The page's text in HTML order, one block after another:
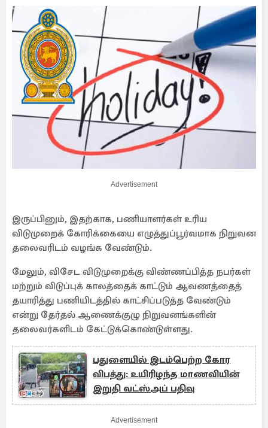
Advertisement
இருப்பினும், இதற்காக, பணியாளர்கள் உரிய
விடுமுறைக் கோரிக்கையை எழுத்துப்பூர்வமாக நிறுவன
தலைவரிடம் வழங்க வேண்டும்.
மேலும், விசேட விடுமுறைக்கு விண்ணப்பித்த நபர்கள்
மற்றும் விடுப்புக் காலத்தைக் காட்டும் ஆவணத்தைத்
தயாரித்து பணியிடத்தில் காட்சிப்படுத்த வேண்டும்
என்று தேர்தல் ஆணைக்குழு நிறுவனங்களின்
தலைவர்களிடம் கேட்டுக்கொண்டுள்ளது.
பதுளையில் இடம்பெற்ற கோர
விபத்து: உயிரிழந்த மாணவியின்
இறுதி வட்ஸ்அப் பதிவு
Advertisement